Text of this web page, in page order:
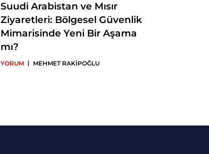
Suudi Arabistan ve Mısır
Ziyaretleri: Bölgesel Güvenlik
Mimarisinde Yeni Bir Aşama
mı?
YORUM | MEHMET RAKİPOĞLU